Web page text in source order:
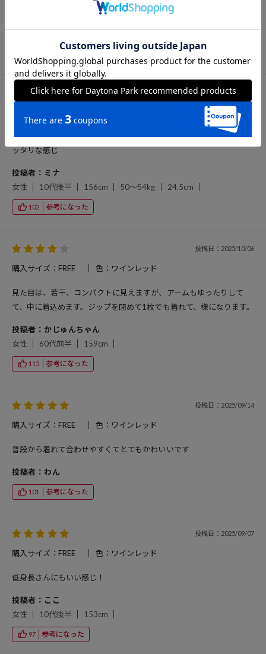
女性
50代前半 154cm 55～59kg 24.0cm
参考になった
投稿日：2025/10/27
ショート丈で迷彩柄もユーズド加工で色々使えます。 フィット感はピ
ッタリな感じ
投稿者：ミナ
女性
10代後半 156cm 50～54kg 24.5cm
102 参考になった
投稿日：2025/10/06
購入サイズ：FREE 色：ワインレッド
見た目は、若干、コンパクトに見えますが、アームもゆったりして
て、中に着込めます。ジップを閉めて1枚でも着れて、様になります。
投稿者：かじゅんちゃん
女性
60代前半 159cm
115 参考になった
投稿日：2025/09/14
購入サイズ：FREE 色：ワインレッド
普段から着れて合わせやすくてとてもかわいいです
投稿者：わん
101 参考になった
投稿日：2025/09/07
購入サイズ：FREE 色：ワインレッド
低身長さんにもいい感じ！
投稿者：ここ
女性
10代後半 153cm
97 参考になった